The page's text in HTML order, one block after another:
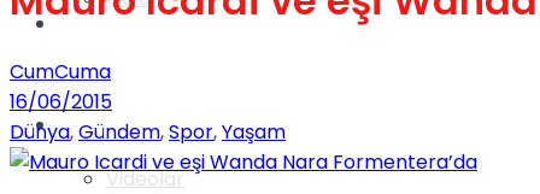
Videolar
Gündem
Yaşam
CumCuma
16/06/2015
Dünya,Gündem,Spor,Yaşam